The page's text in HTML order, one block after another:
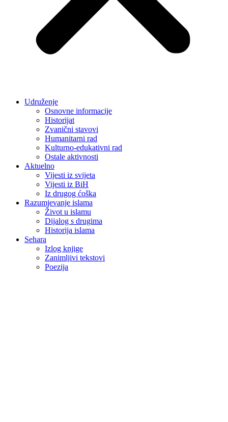
Udruženje
Osnovne informacije
Historijat
Zvanični stavovi
Humanitarni rad
Kulturno-edukativni rad
Ostale aktivnosti
Aktuelno
Vijesti iz svijeta
Vijesti iz BiH
Iz drugog ćoška
Razumjevanje islama
Život u islamu
Dijalog s drugima
Historija islama
Sehara
Izlog knjige
Zanimljivi tekstovi
Poezija